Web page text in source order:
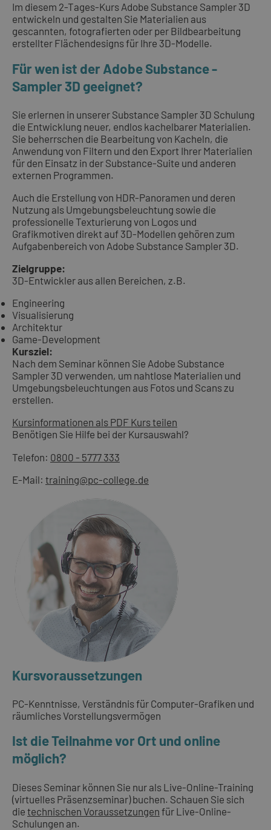
Im diesem 2-Tages-Kurs Adobe Substance Sampler 3D
entwickeln und gestalten Sie Materialien aus
gescannten, fotografierten oder per Bildbearbeitung
erstellter Flächendesigns für Ihre 3D-Modelle.
Für wen ist der Adobe Substance -
Sampler 3D geeignet?
Sie erlernen in unserer Substance Sampler 3D Schulung
die Entwicklung neuer, endlos kachelbarer Materialien.
Sie beherrschen die Bearbeitung von Kacheln, die
Anwendung von Filtern und den Export Ihrer Materialien
für den Einsatz in der Substance-Suite und anderen
externen Programmen.
Auch die Erstellung von HDR-Panoramen und deren
Nutzung als Umgebungsbeleuchtung sowie die
professionelle Texturierung von Logos und
Grafikmotiven direkt auf 3D-Modellen gehören zum
Aufgabenbereich von Adobe Substance Sampler 3D.
Zielgruppe:
3D-Entwickler aus allen Bereichen, z.B.
Engineering
Visualisierung
Architektur
Game-Development
Kursziel:
Nach dem Seminar können Sie Adobe Substance
Sampler 3D verwenden, um nahtlose Materialien und
Umgebungsbeleuchtungen aus Fotos und Scans zu
erstellen.
Kursinformationen als PDF Kurs teilen
Benötigen Sie Hilfe bei der Kursauswahl?
Telefon: 0800 - 5777 333
E-Mail: training@pc-college.de
Kursvoraussetzungen
PC-Kenntnisse, Verständnis für Computer-Grafiken und
räumliches Vorstellungsvermögen
Ist die Teilnahme vor Ort und online
möglich?
Dieses Seminar können Sie nur als Live-Online-Training
(virtuelles Präsenzseminar) buchen. Schauen Sie sich
die technischen Voraussetzungen für Live-Online-
Schulungen an.